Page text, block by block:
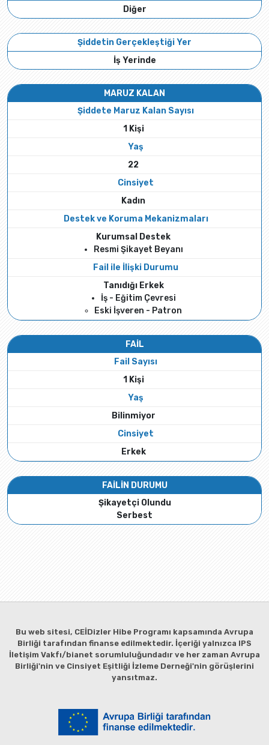
Diğer
Şiddetin Gerçekleştiği Yer
İş Yerinde
MARUZ KALAN
Şiddete Maruz Kalan Sayısı
1 Kişi
Yaş
22
Cinsiyet
Kadın
Destek ve Koruma Mekanizmaları
Kurumsal Destek
Resmi Şikayet Beyanı
Fail ile İlişki Durumu
Tanıdığı Erkek
İş - Eğitim Çevresi
Eski İşveren - Patron
FAİL
Fail Sayısı
1 Kişi
Yaş
Bilinmiyor
Cinsiyet
Erkek
FAİLİN DURUMU
Şikayetçi Olundu
Serbest
Bu web sitesi, CEİDizler Hibe Programı kapsamında Avrupa
Birliği tarafından finanse edilmektedir. İçeriği yalnızca IPS
İletişim Vakfı/bianet sorumluluğundadır ve her zaman Avrupa
Birliği'nin ve Cinsiyet Eşitliği İzleme Derneği'nin görüşlerini
yansıtmaz.